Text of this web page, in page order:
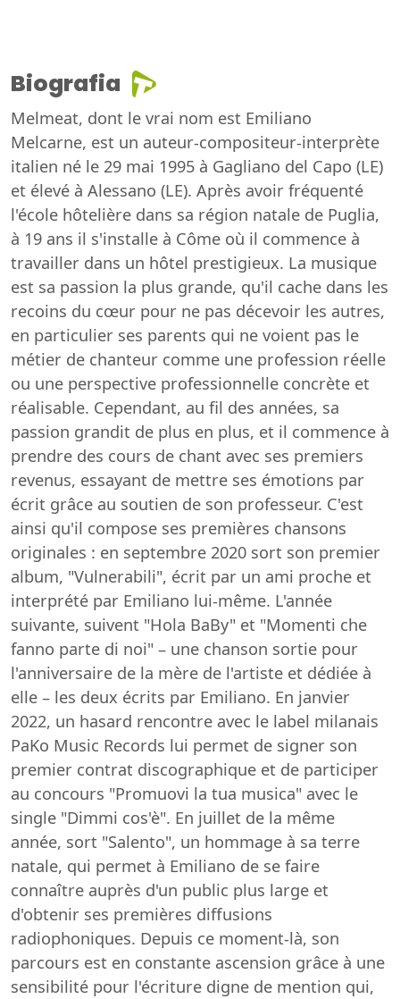
Biografia
Melmeat, dont le vrai nom est Emiliano
Melcarne, est un auteur-compositeur-interprète
italien né le 29 mai 1995 à Gagliano del Capo (LE)
et élevé à Alessano (LE). Après avoir fréquenté
l'école hôtelière dans sa région natale de Puglia,
à 19 ans il s'installe à Côme où il commence à
travailler dans un hôtel prestigieux. La musique
est sa passion la plus grande, qu'il cache dans les
recoins du cœur pour ne pas décevoir les autres,
en particulier ses parents qui ne voient pas le
métier de chanteur comme une profession réelle
ou une perspective professionnelle concrète et
réalisable. Cependant, au fil des années, sa
passion grandit de plus en plus, et il commence à
prendre des cours de chant avec ses premiers
revenus, essayant de mettre ses émotions par
écrit grâce au soutien de son professeur. C'est
ainsi qu'il compose ses premières chansons
originales : en septembre 2020 sort son premier
album, "Vulnerabili", écrit par un ami proche et
interprété par Emiliano lui-même. L'année
suivante, suivent "Hola BaBy" et "Momenti che
fanno parte di noi" – une chanson sortie pour
l'anniversaire de la mère de l'artiste et dédiée à
elle – les deux écrits par Emiliano. En janvier
2022, un hasard rencontre avec le label milanais
PaKo Music Records lui permet de signer son
premier contrat discographique et de participer
au concours "Promuovi la tua musica" avec le
single "Dimmi cos'è". En juillet de la même
année, sort "Salento", un hommage à sa terre
natale, qui permet à Emiliano de se faire
connaître auprès d'un public plus large et
d'obtenir ses premières diffusions
radiophoniques. Depuis ce moment-là, son
parcours est en constante ascension grâce à une
sensibilité pour l'écriture digne de mention qui,